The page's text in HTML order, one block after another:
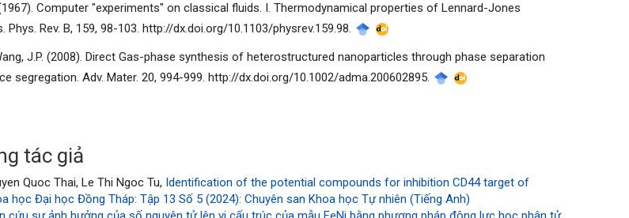
Computer "experiments" on classical fluids. I. Thermodynamical properties of Lennard-Jones
Phys. Rev. B, 159, 98-103. http://dx.doi.org/10.1103/physrev.159.98.
J.P. (2008). Direct Gas-phase synthesis of heterostructured nanoparticles through phase separation
segregation. Adv. Mater. 20, 994-999. http://dx.doi.org/10.1002/adma.200602895.
tác giả
Quoc Thai, Le Thi Ngoc Tu, Identification of the potential compounds for inhibition CD44 target of
học Đại học Đồng Tháp: Tập 13 Số 5 (2024): Chuyên san Khoa học Tự nhiên (Tiếng Anh)